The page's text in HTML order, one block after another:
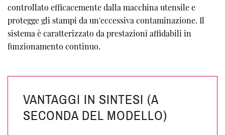
controllato efficacemente dalla macchina utensile e
protegge gli stampi da un'eccessiva contaminazione. Il
sistema è caratterizzato da prestazioni affidabili in
funzionamento continuo.
VANTAGGI IN SINTESI (A
SECONDA DEL MODELLO)